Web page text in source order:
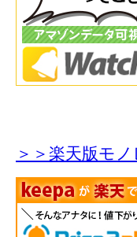
＞＞楽天版モ